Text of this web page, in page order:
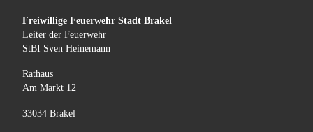
Freiwillige Feuerwehr Stadt Brakel
Leiter der Feuerwehr
StBI Sven Heinemann
Rathaus
Am Markt 12
33034 Brakel